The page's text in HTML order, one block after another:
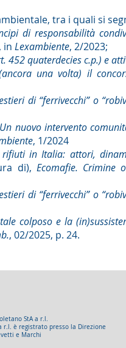
tra i quali si
di responsabilità
, in Lexambiente, 2/2023;
quaterdecies c.p.) e
una volta) il
di “ferrivecchi” o
nuovo intervento
, 1/2024
rifiuti in Italia: attori,
di), Ecomafie. Crimine
di “ferrivecchi” o
colposo e la
, 02/2025, p. 24.
StA a r.l.
r.l. è registrato presso la Direzione
e Marchi